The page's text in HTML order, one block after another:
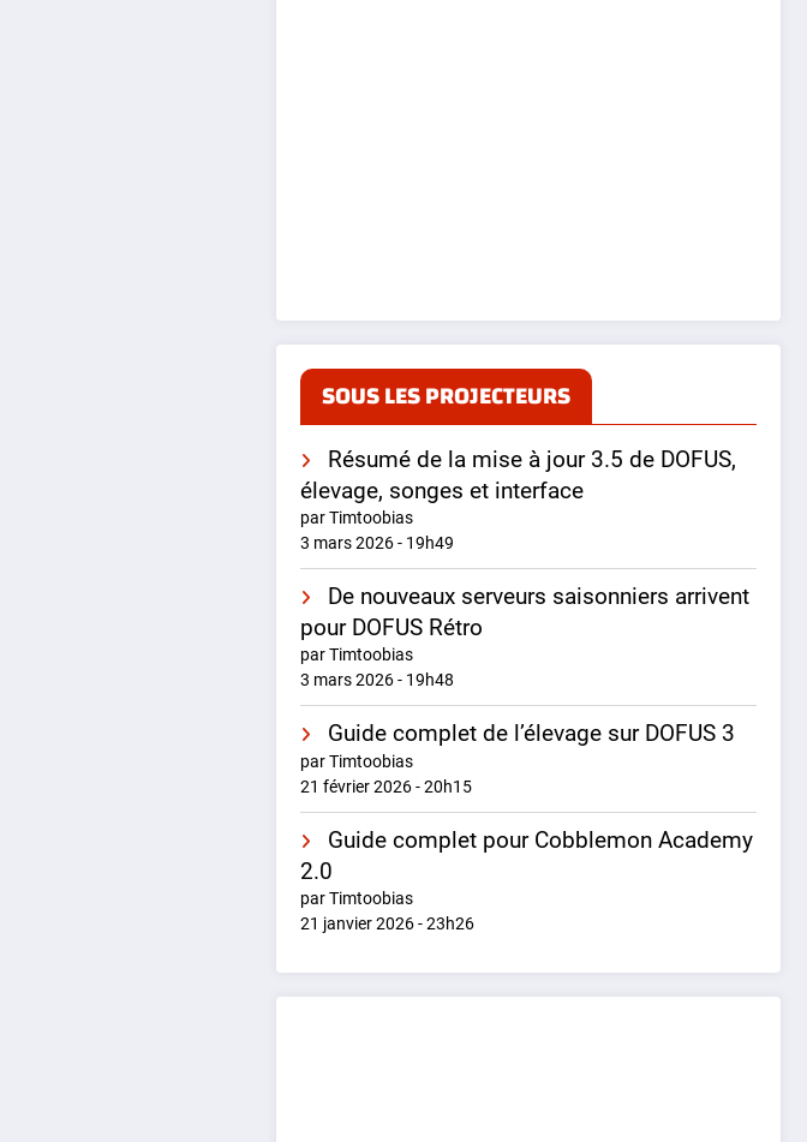
SOUS LES PROJECTEURS
Résumé de la mise à jour 3.5 de DOFUS,
élevage, songes et interface
par Timtoobias
3 mars 2026 - 19h49
De nouveaux serveurs saisonniers arrivent
pour DOFUS Rétro
par Timtoobias
3 mars 2026 - 19h48
Guide complet de l’élevage sur DOFUS 3
par Timtoobias
21 février 2026 - 20h15
Guide complet pour Cobblemon Academy
2.0
par Timtoobias
21 janvier 2026 - 23h26